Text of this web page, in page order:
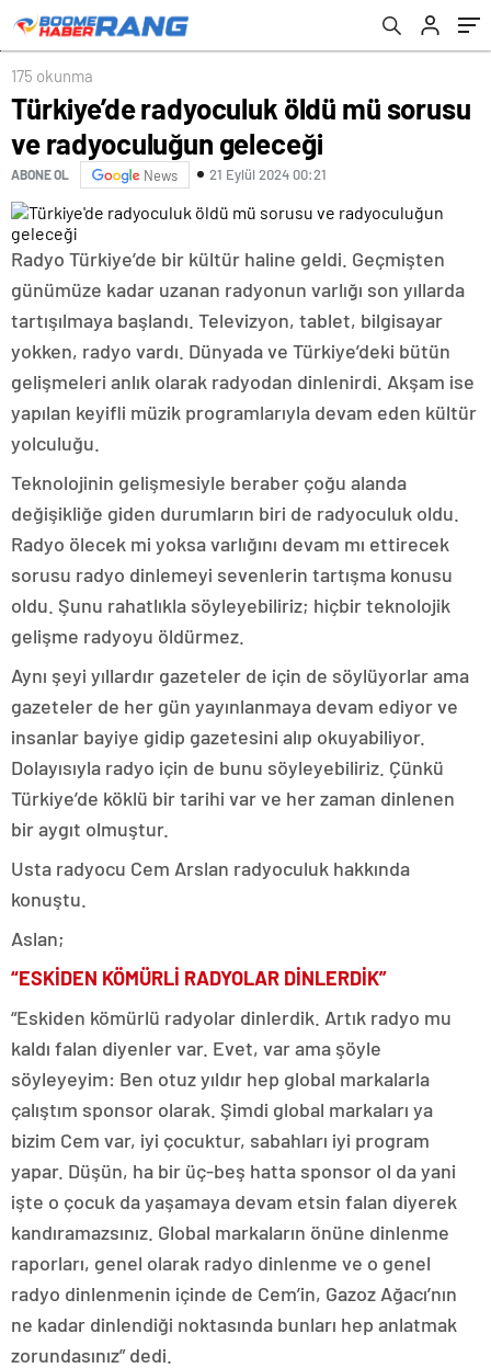
175 okunma
Türkiye’de radyoculuk öldü mü sorusu
ve radyoculuğun geleceği
ABONE OL News 21 Eylül 2024 00:21
Radyo Türkiye’de bir kültür haline geldi. Geçmişten
günümüze kadar uzanan radyonun varlığı son yıllarda
tartışılmaya başlandı. Televizyon, tablet, bilgisayar
yokken, radyo vardı. Dünyada ve Türkiye’deki bütün
gelişmeleri anlık olarak radyodan dinlenirdi. Akşam ise
yapılan keyifli müzik programlarıyla devam eden kültür
yolculuğu.
Teknolojinin gelişmesiyle beraber çoğu alanda
değişikliğe giden durumların biri de radyoculuk oldu.
Radyo ölecek mi yoksa varlığını devam mı ettirecek
sorusu radyo dinlemeyi sevenlerin tartışma konusu
oldu. Şunu rahatlıkla söyleyebiliriz; hiçbir teknolojik
gelişme radyoyu öldürmez.
Aynı şeyi yıllardır gazeteler de için de söylüyorlar ama
gazeteler de her gün yayınlanmaya devam ediyor ve
insanlar bayiye gidip gazetesini alıp okuyabiliyor.
Dolayısıyla radyo için de bunu söyleyebiliriz. Çünkü
Türkiye’de köklü bir tarihi var ve her zaman dinlenen
bir aygıt olmuştur.
Usta radyocu Cem Arslan radyoculuk hakkında
konuştu.
Aslan;
“ESKİDEN KÖMÜRLİ RADYOLAR DİNLERDİK”
“Eskiden kömürlü radyolar dinlerdik. Artık radyo mu
kaldı falan diyenler var. Evet, var ama şöyle
söyleyeyim: Ben otuz yıldır hep global markalarla
çalıştım sponsor olarak. Şimdi global markaları ya
bizim Cem var, iyi çocuktur, sabahları iyi program
yapar. Düşün, ha bir üç-beş hatta sponsor ol da yani
işte o çocuk da yaşamaya devam etsin falan diyerek
kandıramazsınız. Global markaların önüne dinlenme
raporları, genel olarak radyo dinlenme ve o genel
radyo dinlenmenin içinde de Cem’in, Gazoz Ağacı’nın
ne kadar dinlendiği noktasında bunları hep anlatmak
zorundasınız” dedi.